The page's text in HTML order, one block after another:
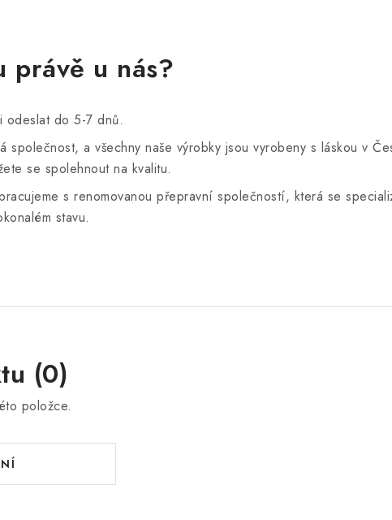
právě u nás?
odeslat do 5-7 dnů.
společnost, a všechny naše výrobky jsou vyrobeny s láskou v
se spolehnout na kvalitu.
s renomovanou přepravní společností, která se
stavu.
(0)
položce.